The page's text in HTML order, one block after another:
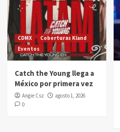
CDMX
Coberturas Kland
Eventos
Catch the Young llega a
México por primera vez
Angie Csz
agosto 1, 2026
0